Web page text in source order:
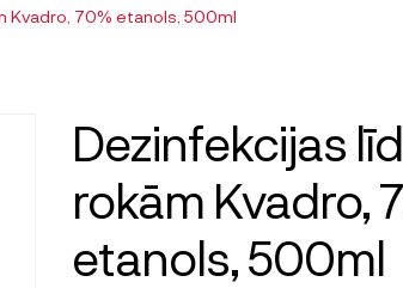
Kvadro, 70% etanols, 500ml
Dezinfekcijas
rokām Kvadro,
etanols, 500ml